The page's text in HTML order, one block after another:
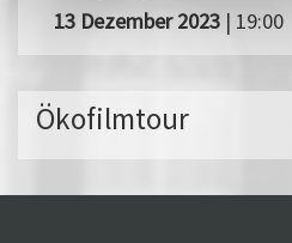
13 Dezember 2023 | 19:00
Ökofilmtour